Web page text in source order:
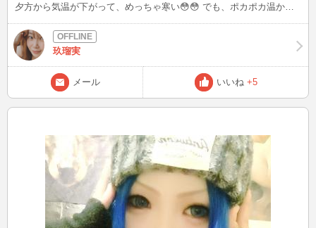
夕方から気温が下がって、めっちゃ寒い😳😳 でも、ポカポカ温かい
姿でハーゲンダッツ🍨を食べる！ 今まさに真夜中のハーゲンダッツ
タイム🍨です。 今日は抹茶です🍵最高やん😍😍👍👍 そして、またま
た鹿友のおじ様から可愛いお写真が送られてきました。 奈良公園🦌
🦌のくるみちゃんです。 春になり緑になってきた芝を食べる、くる
みちゃん。 可愛いすぎませんか😆😆💕💕 はぁ。奈良公園に行きた
い‼️ 明日お仕事お休みなので行ってこようかな😚😚
玖瑠実
メール いいね +5